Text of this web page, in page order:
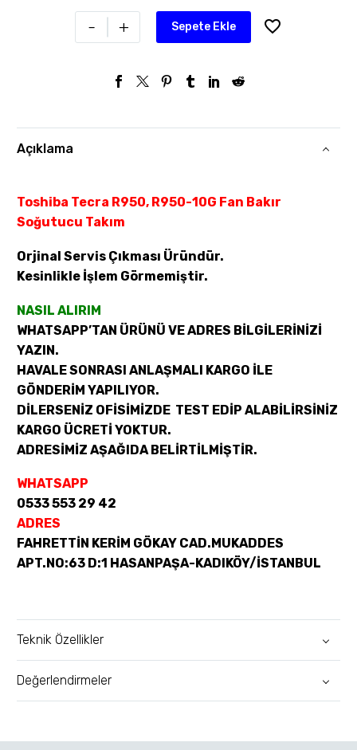
- + Sepete Ekle
Açıklama
Toshiba Tecra R950, R950-10G Fan Bakır
Soğutucu Takım
Orjinal Servis Çıkması Üründür.
Kesinlikle İşlem Görmemiştir.
NASIL ALIRIM
WHATSAPP’TAN ÜRÜNÜ VE ADRES BİLGİLERİNİZİ
YAZIN.
HAVALE SONRASI ANLAŞMALI KARGO İLE
GÖNDERİM YAPILIYOR.
DİLERSENİZ OFİSİMİZDE TEST EDİP ALABİLİRSİNİZ
KARGO ÜCRETİ YOKTUR.
ADRESİMİZ AŞAĞIDA BELİRTİLMİŞTİR.
WHATSAPP
0533 553 29 42
ADRES
FAHRETTİN KERİM GÖKAY CAD.MUKADDES
APT.NO:63 D:1 HASANPAŞA-KADIKÖY/İSTANBUL
Teknik Özellikler
Değerlendirmeler